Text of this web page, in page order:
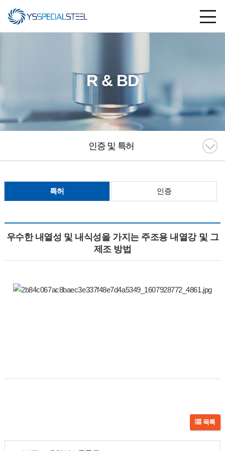
R & BD
인증 및 특허
특허 인증
우수한 내열성 및 내식성을 가지는 주조용 내열강 및 그
제조 방법
목록